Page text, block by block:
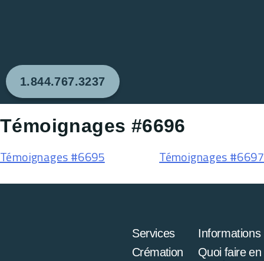
1.844.767.3237
Témoignages #6696
Témoignages #6695 Témoignages #6697
Services
Crémation
Informations
Quoi faire en